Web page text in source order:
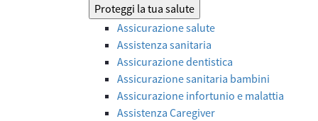
Proteggi la tua salute
Assicurazione salute
Assistenza sanitaria
Assicurazione dentistica
Assicurazione sanitaria bambini
Assicurazione infortunio e malattia
Assistenza Caregiver